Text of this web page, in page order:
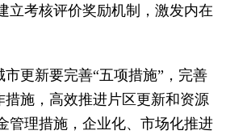
立考核评价奖励机制，激发内在
更新要完善“五项措施”，完善
措施，高效推进片区更新和资源
管理措施，企业化、市场化推进